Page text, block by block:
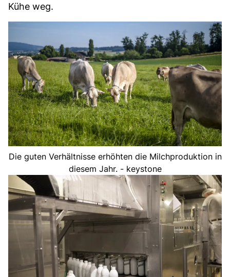
Kühe weg.
Die guten Verhältnisse erhöhten die Milchproduktion in
diesem Jahr. - keystone